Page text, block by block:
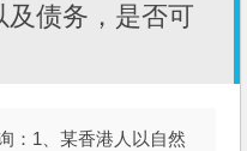
及债务，是否可
：1、某香港人以自然